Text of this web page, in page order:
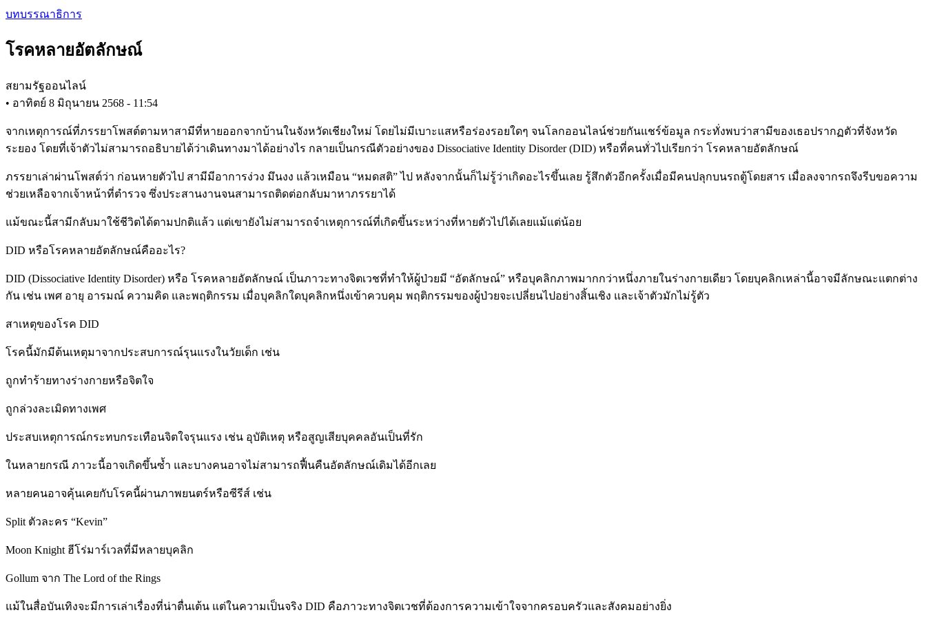
Skip
content
บทบรรณาธิการ
โรคหลายอัตลักษณ์
สยามรัฐออนไลน์
• อาทิตย์ 8 มิถุนายน 2568 - 11:54
จากเหตุการณ์ที่ภรรยาโพสต์ตามหาสามีที่หายออกจากบ้านในจังหวัดเชียงใหม่ โดยไม่มีเบาะแสหรือร่องรอยใดๆ จนโลกออนไลน์ช่วยกันแชร์ข้อมูล กระทั่งพบว่าสามีของเธอปรากฏตัวที่จังหวัด
ระยอง โดยที่เจ้าตัวไม่สามารถอธิบายได้ว่าเดินทางมาได้อย่างไร กลายเป็นกรณีตัวอย่างของ Dissociative Identity Disorder (DID) หรือที่คนทั่วไปเรียกว่า โรคหลายอัตลักษณ์
ภรรยาเล่าผ่านโพสต์ว่า ก่อนหายตัวไป สามีมีอาการง่วง มึนงง แล้วเหมือน “หมดสติ” ไป หลังจากนั้นก็ไม่รู้ว่าเกิดอะไรขึ้นเลย รู้สึกตัวอีกครั้งเมื่อมีคนปลุกบนรถตู้โดยสาร เมื่อลงจากรถจึงรีบขอความ
ช่วยเหลือจากเจ้าหน้าที่ตำรวจ ซึ่งประสานงานจนสามารถติดต่อกลับมาหาภรรยาได้
แม้ขณะนี้สามีกลับมาใช้ชีวิตได้ตามปกติแล้ว แต่เขายังไม่สามารถจำเหตุการณ์ที่เกิดขึ้นระหว่างที่หายตัวไปได้เลยแม้แต่น้อย
DID หรือโรคหลายอัตลักษณ์คืออะไร?
DID (Dissociative Identity Disorder) หรือ โรคหลายอัตลักษณ์ เป็นภาวะทางจิตเวชที่ทำให้ผู้ป่วยมี “อัตลักษณ์” หรือบุคลิกภาพมากกว่าหนึ่งภายในร่างกายเดียว โดยบุคลิกเหล่านี้อาจมีลักษณะแตกต่าง
กัน เช่น เพศ อายุ อารมณ์ ความคิด และพฤติกรรม เมื่อบุคลิกใดบุคลิกหนึ่งเข้าควบคุม พฤติกรรมของผู้ป่วยจะเปลี่ยนไปอย่างสิ้นเชิง และเจ้าตัวมักไม่รู้ตัว
สาเหตุของโรค DID
โรคนี้มักมีต้นเหตุมาจากประสบการณ์รุนแรงในวัยเด็ก เช่น
ถูกทำร้ายทางร่างกายหรือจิตใจ
ถูกล่วงละเมิดทางเพศ
ประสบเหตุการณ์กระทบกระเทือนจิตใจรุนแรง เช่น อุบัติเหตุ หรือสูญเสียบุคคลอันเป็นที่รัก
ในหลายกรณี ภาวะนี้อาจเกิดขึ้นซ้ำ และบางคนอาจไม่สามารถฟื้นคืนอัตลักษณ์เดิมได้อีกเลย
หลายคนอาจคุ้นเคยกับโรคนี้ผ่านภาพยนตร์หรือซีรีส์ เช่น
Split ตัวละคร “Kevin”
Moon Knight ฮีโร่มาร์เวลที่มีหลายบุคลิก
Gollum จาก The Lord of the Rings
แม้ในสื่อบันเทิงจะมีการเล่าเรื่องที่น่าตื่นเต้น แต่ในความเป็นจริง DID คือภาวะทางจิตเวชที่ต้องการความเข้าใจจากครอบครัวและสังคมอย่างยิ่ง